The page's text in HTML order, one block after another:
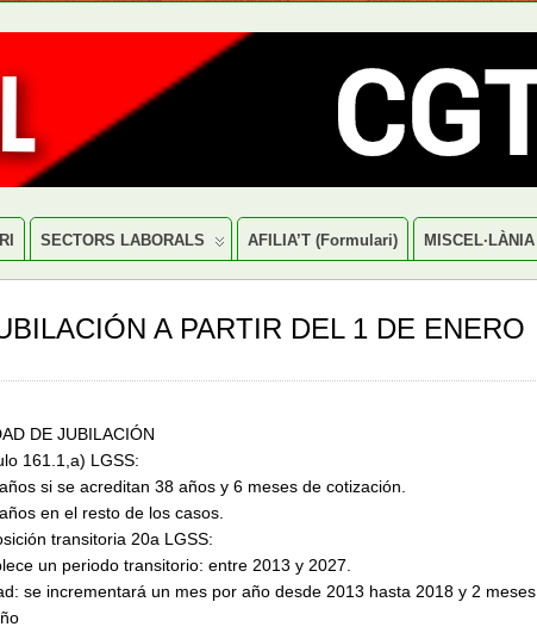
SECTORS LABORALS AFILIA’T (formulari) MISCEL·LÀNIA
A PARTIR DEL 1 DE ENERO
DE JUBILACIÓN
161.1,a) LGSS:
si se acreditan 38 años y 6 meses de cotización.
en el resto de los casos.
transitoria 20a LGSS:
un periodo transitorio: entre 2013 y 2027.
se incrementará un mes por año desde 2013 hasta 2018 y 2 meses